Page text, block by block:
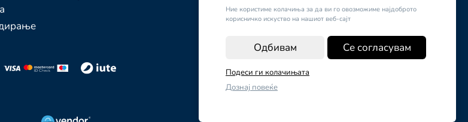
Ние користиме колачиња за да ви го овозможиме најдоброто
корисничко искуство на нашиот веб-сајт
Одбивам Се согласувам
Подеси ги колачињата
Дознај повеќе